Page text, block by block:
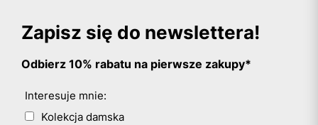
Zapisz się do newslettera!
Odbierz 10% rabatu na pierwsze zakupy*
Interesuje mnie:
Kolekcja damska